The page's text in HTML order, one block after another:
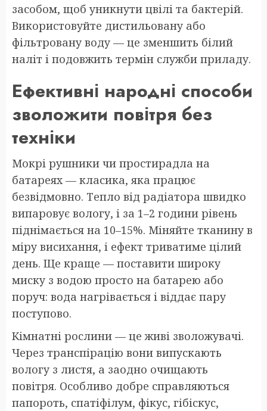
засобом, щоб уникнути цвілі та бактерій.
Використовуйте дистильовану або
фільтровану воду — це зменшить білий
наліт і подовжить термін служби приладу.
Ефективні народні способи
зволожити повітря без
техніки
Мокрі рушники чи простирадла на
батареях — класика, яка працює
безвідмовно. Тепло від радіатора швидко
випаровує вологу, і за 1–2 години рівень
піднімається на 10–15%. Міняйте тканину в
міру висихання, і ефект триватиме цілий
день. Ще краще — поставити широку
миску з водою просто на батарею або
поруч: вода нагрівається і віддає пару
поступово.
Кімнатні рослини — це живі зволожувачі.
Через транспірацію вони випускають
вологу з листя, а заодно очищають
повітря. Особливо добре справляються
папороть, спатіфілум, фікус, гібіскус,